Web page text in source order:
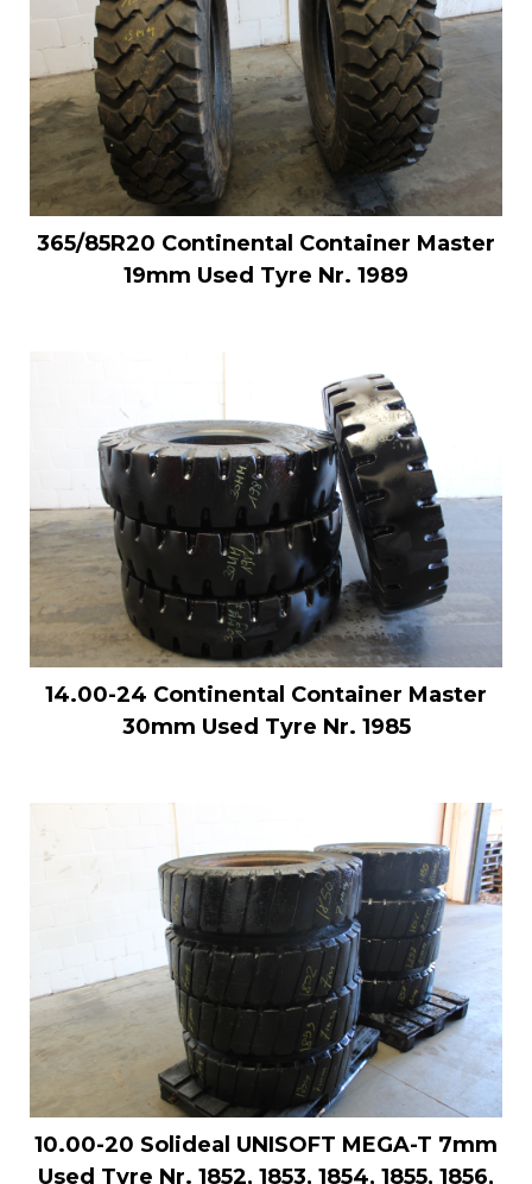
365/85R20 Continental Container Master
19mm Used Tyre Nr. 1989
14.00-24 Continental Container Master
30mm Used Tyre Nr. 1985
10.00-20 Solideal UNISOFT MEGA-T 7mm
Used Tyre Nr. 1852, 1853, 1854, 1855, 1856,